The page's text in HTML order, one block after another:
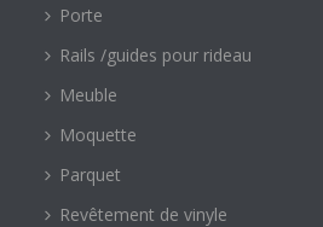
Porte
Rails /guides pour rideau
Meuble
Moquette
Parquet
Revêtement de vinyle